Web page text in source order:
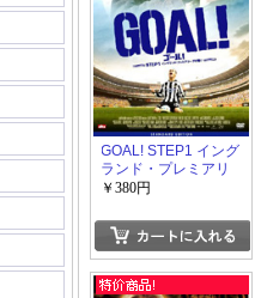
GOAL! STEP1 イング
ランド・プレミアリ
ーグの誓い スタンダ
￥380円